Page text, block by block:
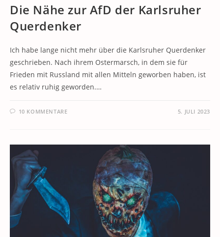
Die Nähe zur AfD der Karlsruher
Querdenker
Ich habe lange nicht mehr über die Karlsruher Querdenker
geschrieben. Nach ihrem Ostermarsch, in dem sie für
Frieden mit Russland mit allen Mitteln geworben haben, ist
es relativ ruhig geworden.…
10 KOMMENTARE 5. JULI 2023